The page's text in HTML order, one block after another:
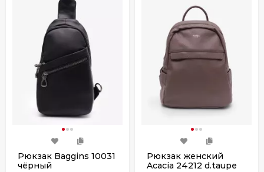
Рюкзак Baggins 10031
чёрный
Рюкзак женский
Acacia 24212 d.taupe